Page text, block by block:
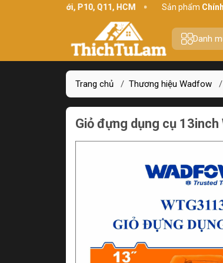
Bình Thới, P10, Q11, HCM Sản phẩmChính hãng
Danh
Trang chủ / Thương hiệu Wadfow /
Giỏ đựng dụng cụ